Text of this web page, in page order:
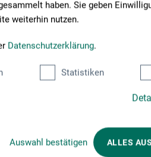
haben. Sie geben
weiterhin nutzen.
Datenschutzerklärung.
Statistiken
Auswahl bestätigen ALLES